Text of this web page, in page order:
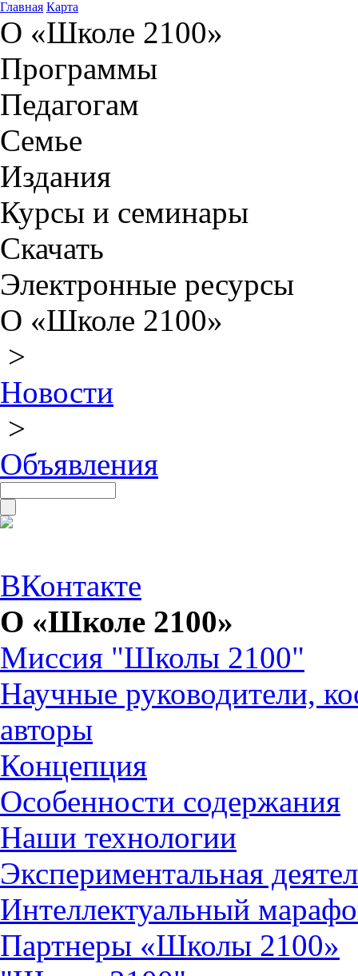
Главная Карта
О «Школе 2100»
Программы
Педагогам
Семье
Издания
Курсы и семинары
Скачать
Электронные ресурсы
О «Школе 2100»
>
Новости
>
Объявления
ВКонтакте
О «Школе 2100»
Миссия "Школы 2100"
Научные руководители,
авторы
Концепция
Особенности содержания
Наши технологии
Экспериментальная
Интеллектуальный
Партнеры «Школы 2100»